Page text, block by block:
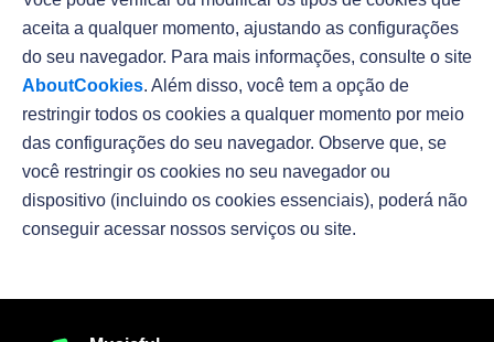
aceita a qualquer momento, ajustando as configurações
do seu navegador. Para mais informações, consulte o site
AboutCookies. Além disso, você tem a opção de
restringir todos os cookies a qualquer momento por meio
das configurações do seu navegador. Observe que, se
você restringir os cookies no seu navegador ou
dispositivo (incluindo os cookies essenciais), poderá não
conseguir acessar nossos serviços ou site.